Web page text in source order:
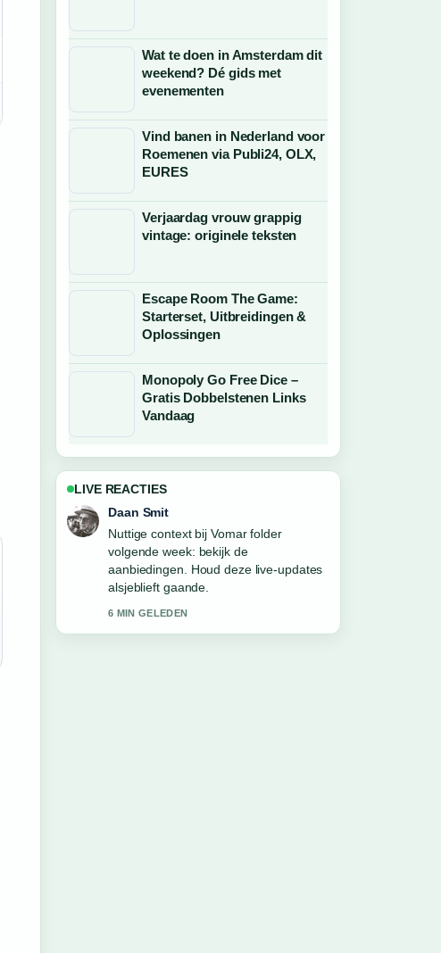
Wat te doen in Amsterdam dit
weekend? Dé gids met
evenementen
Vind banen in Nederland voor
Roemenen via Publi24, OLX,
EURES
Verjaardag vrouw grappig
vintage: originele teksten
Escape Room The Game:
Starterset, Uitbreidingen &
Oplossingen
Monopoly Go Free Dice –
Gratis Dobbelstenen Links
Vandaag
LIVE REACTIES
Milan Visser
De berichtgeving over Podcast Chantal
en Tina: beluisteren, video en... voelt
solide en goed te volgen.
8 MIN GELEDEN